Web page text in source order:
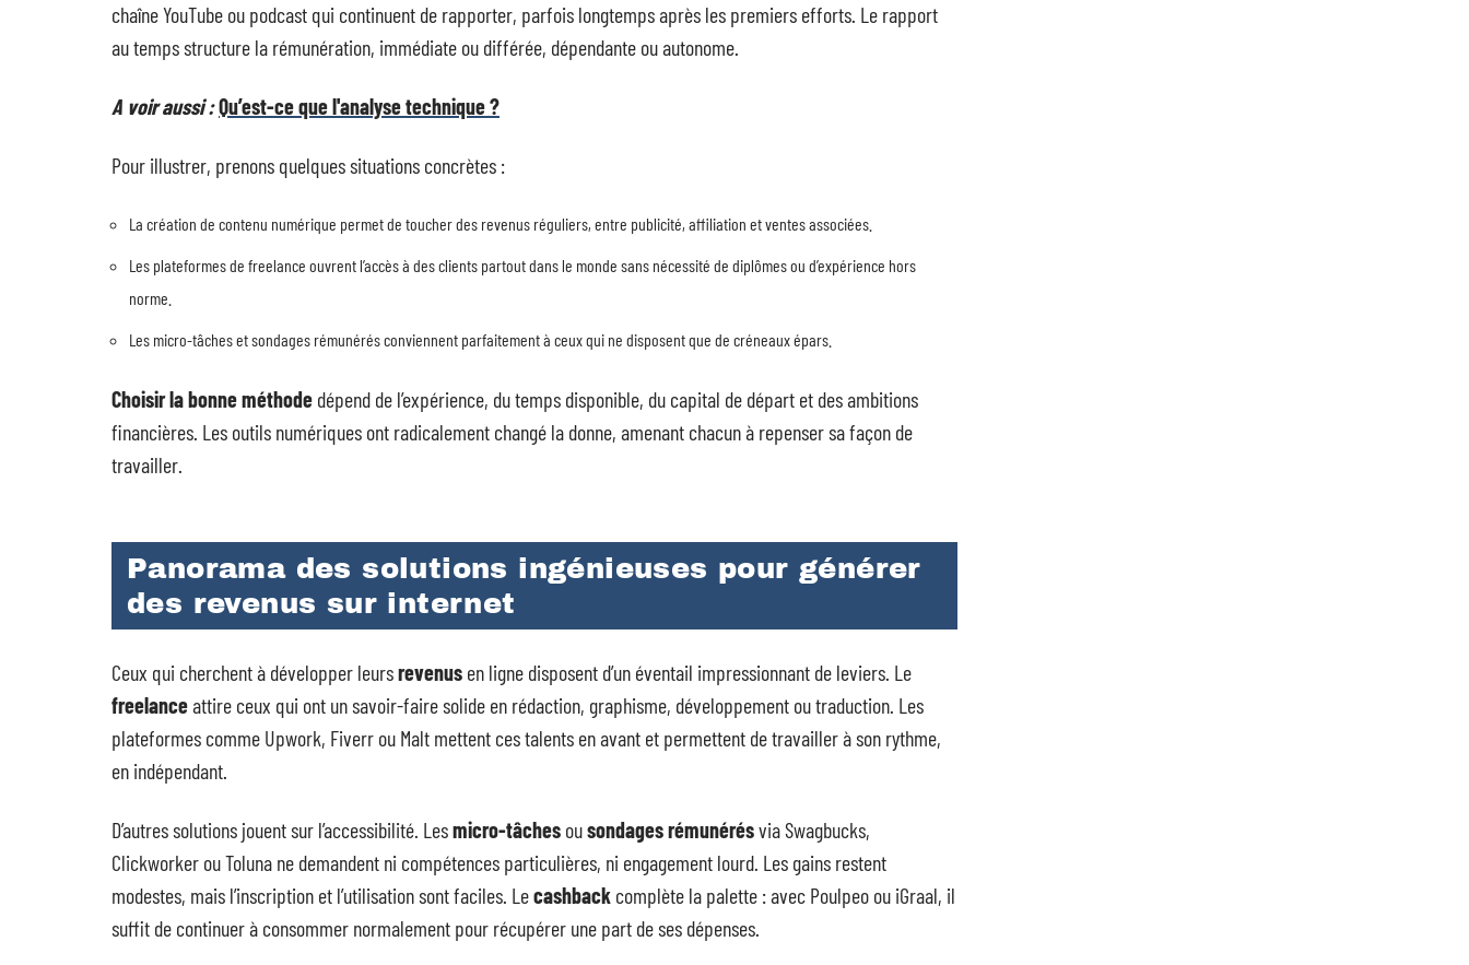
chaîne YouTube ou podcast qui continuent de rapporter, parfois longtemps après les premiers efforts. Le rapport
au temps structure la rémunération, immédiate ou différée, dépendante ou autonome.
A voir aussi :Qu’est-ce que l'analyse technique ?
Pour illustrer, prenons quelques situations concrètes :
La création de contenu numérique permet de toucher des revenus réguliers, entre publicité, affiliation et ventes associées.
Les plateformes de freelance ouvrent l’accès à des clients partout dans le monde sans nécessité de diplômes ou d’expérience hors
norme.
Les micro-tâches et sondages rémunérés conviennent parfaitement à ceux qui ne disposent que de créneaux épars.
Choisir la bonne méthode dépend de l’expérience, du temps disponible, du capital de départ et des ambitions
financières. Les outils numériques ont radicalement changé la donne, amenant chacun à repenser sa façon de
travailler.
Panorama des solutions ingénieuses pour générer
des revenus sur internet
Ceux qui cherchent à développer leursrevenus en ligne disposent d’un éventail impressionnant de leviers. Le
freelanceattire ceux qui ont un savoir-faire solide en rédaction, graphisme, développement ou traduction. Les
plateformes comme Upwork, Fiverr ou Malt mettent ces talents en avant et permettent de travailler à son rythme,
en indépendant.
D’autres solutions jouent sur l’accessibilité. Lesmicro-tâches ousondages rémunérésvia Swagbucks,
Clickworker ou Toluna ne demandent ni compétences particulières, ni engagement lourd. Les gains restent
modestes, mais l’inscription et l’utilisation sont faciles. Lecashback complète la palette : avec Poulpeo ou iGraal, il
suffit de continuer à consommer normalement pour récupérer une part de ses dépenses.